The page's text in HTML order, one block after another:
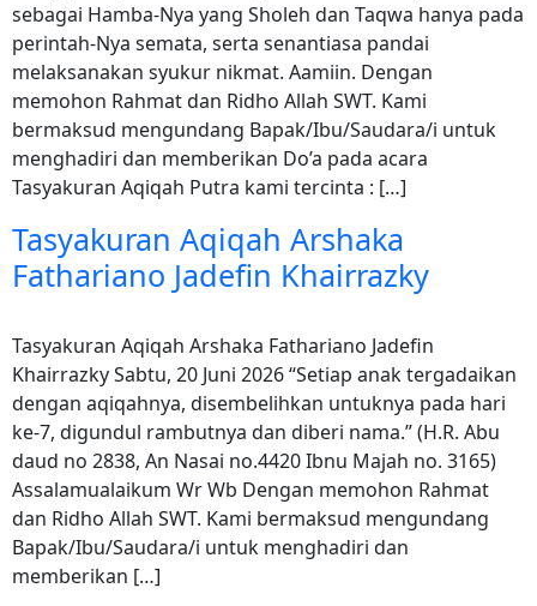
sebagai Hamba-Nya yang Sholeh dan Taqwa hanya pada
perintah-Nya semata, serta senantiasa pandai
melaksanakan syukur nikmat. Aamiin. Dengan
memohon Rahmat dan Ridho Allah SWT. Kami
bermaksud mengundang Bapak/Ibu/Saudara/i untuk
menghadiri dan memberikan Do’a pada acara
Tasyakuran Aqiqah Putra kami tercinta : […]
Tasyakuran Aqiqah Arshaka
Fathariano Jadefin Khairrazky
Tasyakuran Aqiqah Arshaka Fathariano Jadefin
Khairrazky Sabtu, 20 Juni 2026 “Setiap anak tergadaikan
dengan aqiqahnya, disembelihkan untuknya pada hari
ke-7, digundul rambutnya dan diberi nama.” (H.R. Abu
daud no 2838, An Nasai no.4420 Ibnu Majah no. 3165)
Assalamualaikum Wr Wb Dengan memohon Rahmat
dan Ridho Allah SWT. Kami bermaksud mengundang
Bapak/Ibu/Saudara/i untuk menghadiri dan
memberikan […]